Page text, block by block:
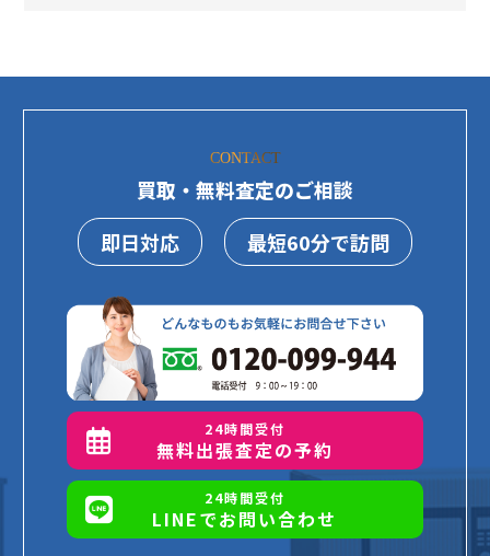
CONTACT
買取・無料査定のご相談
即日対応
最短60分で訪問
24時間受付
無料出張査定の予約
24時間受付
LINEでお問い合わせ